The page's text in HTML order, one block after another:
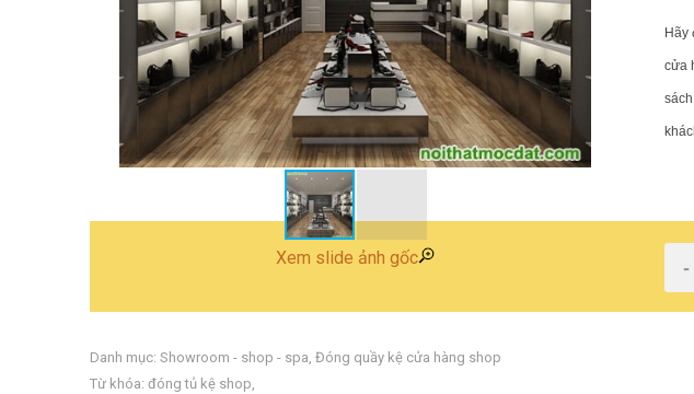
- Bảo
Với sứ
bằng
Xem slide ảnh gốc
Hãy
cửa
-
Danh mục: Showroom - shop - spa, Đóng quầy kệ cửa hàng shop
Từ khóa: đóng tủ kệ shop,